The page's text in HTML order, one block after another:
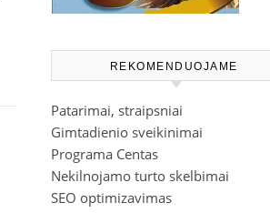
REKOMENDUOJAME
Patarimai, straipsniai
Gimtadienio sveikinimai
Programa Centas
Nekilnojamo turto skelbimai
SEO optimizavimas